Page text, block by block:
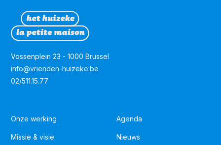
Vossenplein 23 - 1000 Brussel
info@vrienden-huizeke.be
02/511.15.77
Onze werking
Missie & visie
Agenda
Nieuws